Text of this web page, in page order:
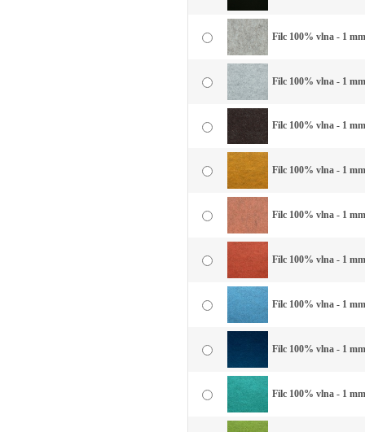
Filc 100% vlna - 1
Filc 100% vlna - 1
Filc 100% vlna - 1
Filc 100% vlna - 1
Filc 100% vlna - 1
Filc 100% vlna - 1
Filc 100% vlna - 1
Filc 100% vlna - 1
Filc 100% vlna - 1